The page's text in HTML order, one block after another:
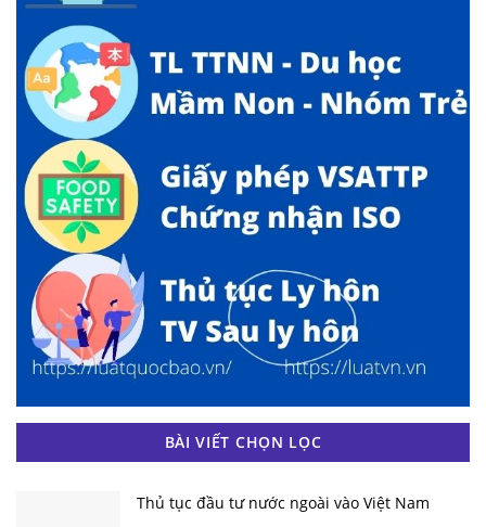
BÀI VIẾT CHỌN LỌC
Thủ tục đầu tư nước ngoài vào Việt Nam